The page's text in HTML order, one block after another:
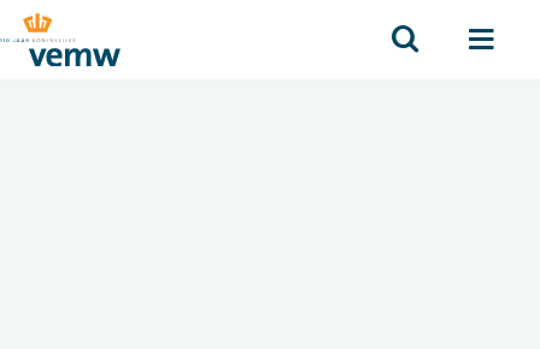
Zoek